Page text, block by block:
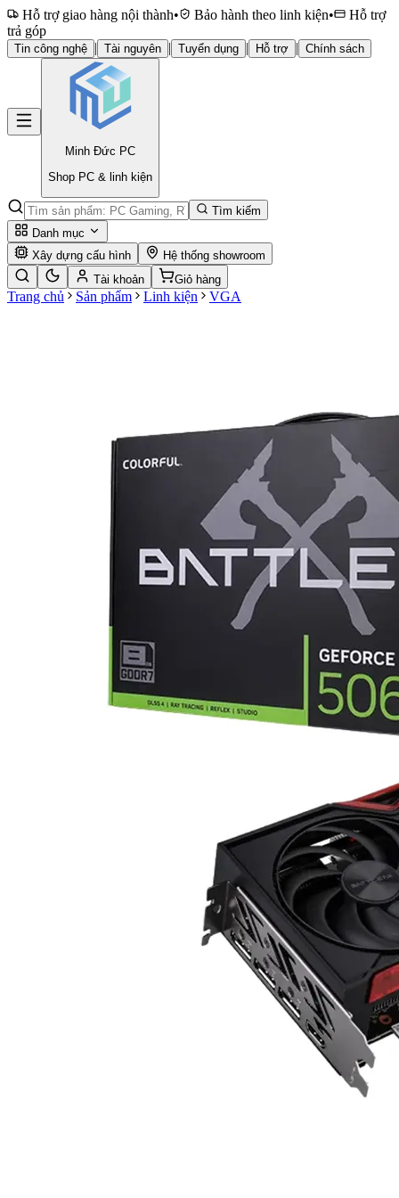
Hỗ trợ giao hàng nội thành• Bảo hành theo linh kiện•
Hỗ trợ
trả góp
Tin công nghệ | Tài nguyên | Tuyển dụng | Hỗ trợ | Chính sách
Minh Đức PC
Shop PC & linh kiện
Tìm kiếm
Danh mục
Xây dựng cấu hình
Hệ thống showroom
Tài khoản
Giỏ hàng
Trang chủ Sản phẩm Linh kiện VGA